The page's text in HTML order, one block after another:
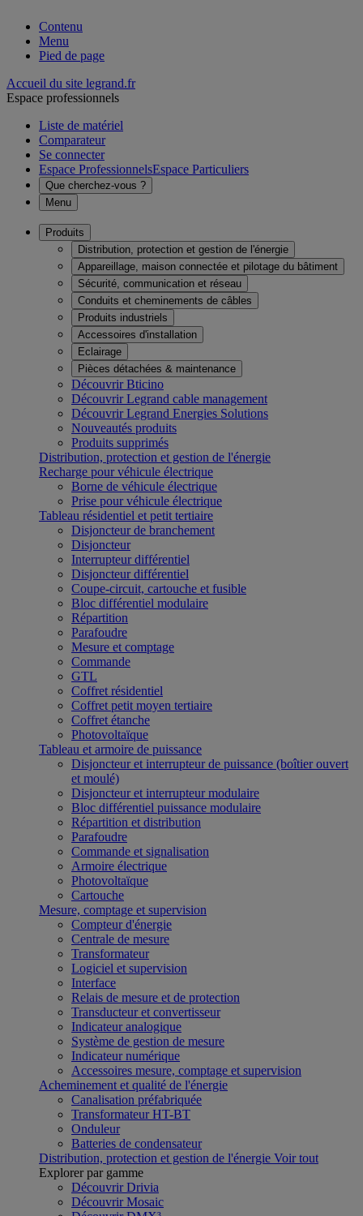
Contenu
Menu
Pied de page
Accueil du site legrand.fr
Espace professionnels
Liste de matériel
Comparateur
Se connecter
Espace ProfessionnelsEspace Particuliers
Que cherchez-vous ?
Menu
Produits
Distribution, protection et gestion de l'énergie
Appareillage, maison connectée et pilotage du bâtiment
Sécurité, communication et réseau
Conduits et cheminements de câbles
Produits industriels
Accessoires d'installation
Eclairage
Pièces détachées & maintenance
Découvrir Bticino
Découvrir Legrand cable management
Découvrir Legrand Energies Solutions
Nouveautés produits
Produits supprimés
Distribution, protection et gestion de l'énergie
Recharge pour véhicule électrique
Borne de véhicule électrique
Prise pour véhicule électrique
Tableau résidentiel et petit tertiaire
Disjoncteur de branchement
Disjoncteur
Interrupteur différentiel
Disjoncteur différentiel
Coupe-circuit, cartouche et fusible
Bloc différentiel modulaire
Répartition
Parafoudre
Mesure et comptage
Commande
GTL
Coffret résidentiel
Coffret petit moyen tertiaire
Coffret étanche
Photovoltaïque
Tableau et armoire de puissance
Disjoncteur et interrupteur de puissance (boîtier ouvert
et moulé)
Disjoncteur et interrupteur modulaire
Bloc différentiel puissance modulaire
Répartition et distribution
Parafoudre
Commande et signalisation
Armoire électrique
Photovoltaïque
Cartouche
Mesure, comptage et supervision
Compteur d'énergie
Centrale de mesure
Transformateur
Logiciel et supervision
Interface
Relais de mesure et de protection
Transducteur et convertisseur
Indicateur analogique
Système de gestion de mesure
Indicateur numérique
Accessoires mesure, comptage et supervision
Acheminement et qualité de l'énergie
Canalisation préfabriquée
Transformateur HT-BT
Onduleur
Batteries de condensateur
Distribution, protection et gestion de l'énergie Voir tout
Explorer par gamme
Découvrir Drivia
Découvrir Mosaic